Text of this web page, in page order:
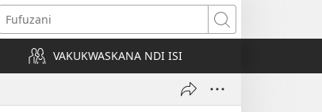
Fufuzani
VAKUKWASKANA NDI ISI